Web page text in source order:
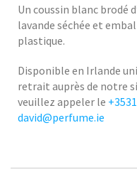
Un coussin blanc brodé
lavande séchée et
plastique.
Disponible en Irlande
retrait auprès de notre
veuillez appeler le
david@perfume.ie